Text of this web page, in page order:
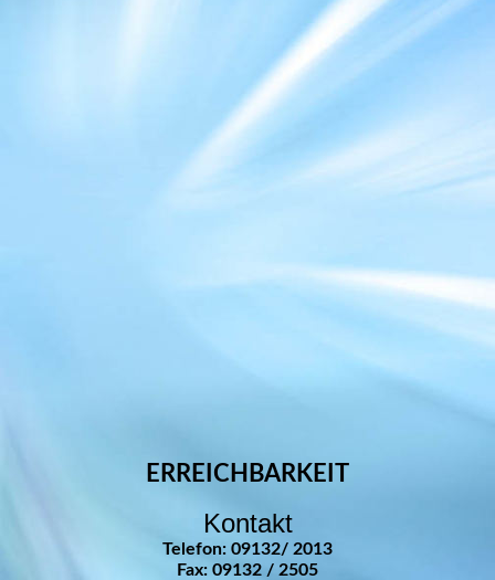
ERREICHBARKEIT
Kontakt
Telefon: 09132/ 2013
Fax: 09132 / 2505